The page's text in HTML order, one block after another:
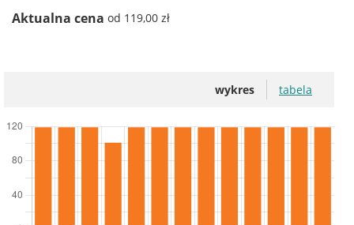
Aktualna cena od 119,00 zł
wykres tabela